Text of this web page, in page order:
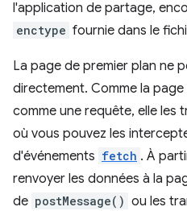
l'application de partage,
enctype fournie dans le
La page de premier plan ne
directement. Comme la
comme une requête, elle les
où vous pouvez les
d'événements fetch . À
renvoyer les données à la
de postMessage() ou les